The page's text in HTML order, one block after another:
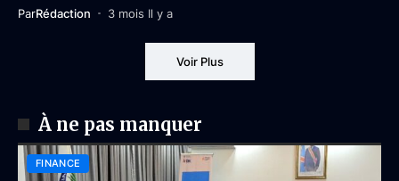
ParRédaction 3 mois Il y a
Voir Plus
À ne pas manquer
FINANCE